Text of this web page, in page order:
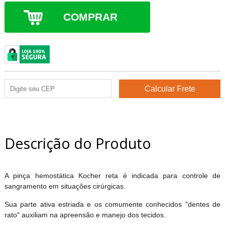
COMPRAR
Descrição do Produto
A pinça hemostática Kocher reta é indicada para controle de
sangramento em situações cirúrgicas.
Sua parte ativa estriada e os comumente conhecidos "dentes de
rato" auxiliam na apreensão e manejo dos tecidos.